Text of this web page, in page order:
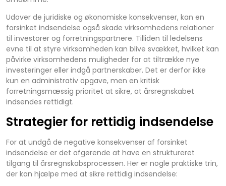
Udover de juridiske og økonomiske konsekvenser, kan en
forsinket indsendelse også skade virksomhedens relationer
til investorer og forretningspartnere. Tilliden til ledelsens
evne til at styre virksomheden kan blive svækket, hvilket kan
påvirke virksomhedens muligheder for at tiltrække nye
investeringer eller indgå partnerskaber. Det er derfor ikke
kun en administrativ opgave, men en kritisk
forretningsmæssig prioritet at sikre, at årsregnskabet
indsendes rettidigt.
Strategier for rettidig indsendelse
For at undgå de negative konsekvenser af forsinket
indsendelse er det afgørende at have en struktureret
tilgang til årsregnskabsprocessen. Her er nogle praktiske trin,
der kan hjælpe med at sikre rettidig indsendelse: